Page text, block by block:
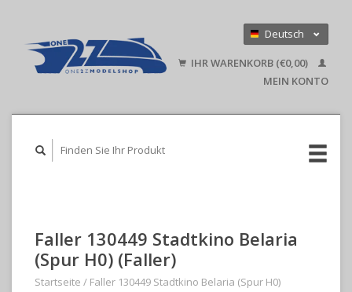
Deutsch
English
IHR WARENKORB (€0,00)
MEIN KONTO
Faller 130449 Stadtkino Belaria
(Spur H0) (Faller)
Startseite / Faller 130449 Stadtkino Belaria (Spur H0)